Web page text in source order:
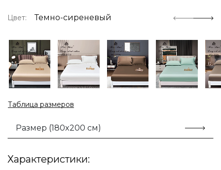
Цвет: Темно-сиреневый
Таблица размеров
Размер (180x200 см)
Характеристики: